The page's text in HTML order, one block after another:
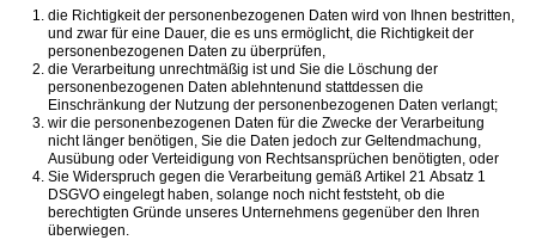
die Richtigkeit der personenbezogenen Daten wird von Ihnen bestritten,
und zwar für eine Dauer, die es uns ermöglicht, die Richtigkeit der
personenbezogenen Daten zu überprüfen,
die Verarbeitung unrechtmäßig ist und Sie die Löschung der
personenbezogenen Daten ablehntenund stattdessen die
Einschränkung der Nutzung der personenbezogenen Daten verlangt;
wir die personenbezogenen Daten für die Zwecke der Verarbeitung
nicht länger benötigen, Sie die Daten jedoch zur Geltendmachung,
Ausübung oder Verteidigung von Rechtsansprüchen benötigten, oder
Sie Widerspruch gegen die Verarbeitung gemäß Artikel 21 Absatz 1
DSGVO eingelegt haben, solange noch nicht feststeht, ob die
berechtigten Gründe unseres Unternehmens gegenüber den Ihren
überwiegen.